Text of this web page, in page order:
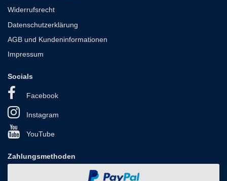
Widerrufsrecht
Datenschutzerklärung
AGB und Kundeninformationen
Impressum
Socials
Facebook
Instagram
YouTube
Zahlungsmethoden